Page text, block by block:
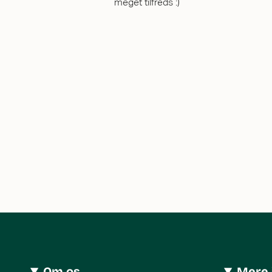
meget tilfreds :)